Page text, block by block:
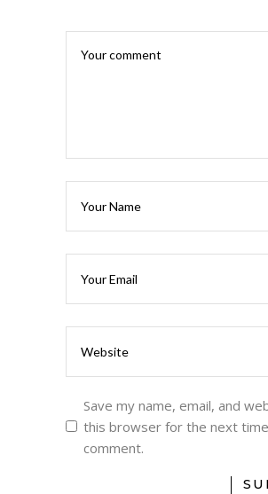
Save my name, email, and
this browser for the next
comment.